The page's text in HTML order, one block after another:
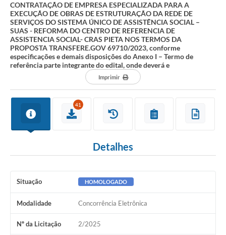
CONTRATAÇÃO DE EMPRESA ESPECIALIZADA PARA A
EXECUÇÃO DE OBRAS DE ESTRUTURAÇÃO DA REDE DE
SERVIÇOS DO SISTEMA ÚNICO DE ASSISTÊNCIA SOCIAL –
SUAS - REFORMA DO CENTRO DE REFERENCIA DE
ASSISTENCIA SOCIAL- CRAS PIETA NOS TERMOS DA
PROPOSTA TRANSFERE.GOV 69710/2023, conforme
especificações e demais disposições do Anexo I – Termo de
referência parte integrante do edital, onde deverá e
Imprimir
41
Detalhes
Situação HOMOLOGADO
Modalidade Concorrência Eletrônica
Nº da Licitação 2/2025